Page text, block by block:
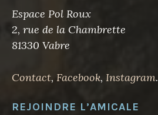
Espace Pol Roux
2, rue de la Chambrette
81330 Vabre
Contact, Facebook, Instagram.
REJOINDRE L’AMICALE